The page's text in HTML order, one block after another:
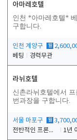
아마레호텔
인천 *아마레호텔*
구합니다.
인천 계양구 월
베팅
경력무관
라뉘호텔
신촌라뉘호텔에서
번과장을 구합니다.
서울 마포구 월
전반적인 프론트 당번업무
1년